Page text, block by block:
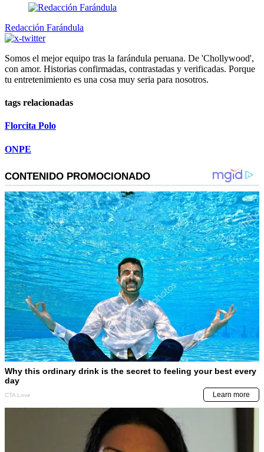
Redacción Farándula
Somos el mejor equipo tras la farándula peruana. De 'Chollywood',
con amor. Historias confirmadas, contrastadas y verificadas. Porque
tu entretenimiento es una cosa muy seria para nosotros.
tags relacionadas
Florcita Polo
ONPE